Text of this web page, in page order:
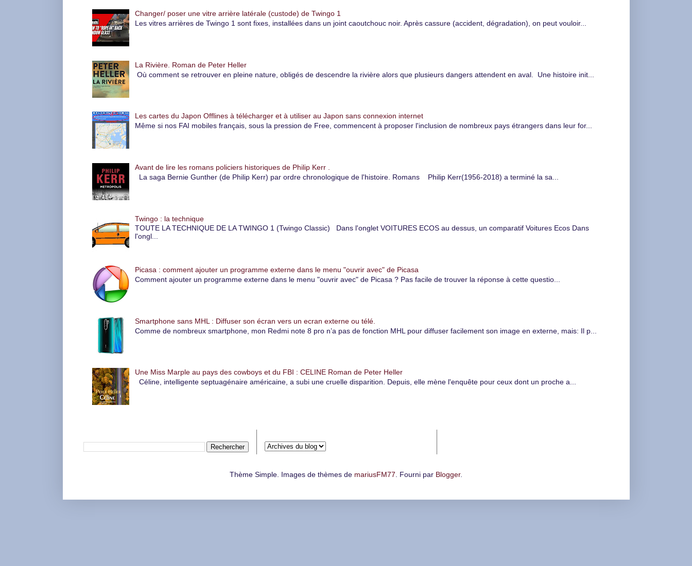
Changer/ poser une vitre arrière latérale (custode) de Twingo 1
Les vitres arrières de Twingo 1 sont fixes, installées dans un joint caoutchouc noir. Après cassure (accident, dégradation), on peut vouloir...
La Rivière. Roman de Peter Heller
Où comment se retrouver en pleine nature, obligés de descendre la rivière alors que plusieurs dangers attendent en aval. Une histoire init...
Les cartes du Japon Offlines à télécharger et à utiliser au Japon sans connexion internet
Même si nos FAI mobiles français, sous la pression de Free, commencent à proposer l'inclusion de nombreux pays étrangers dans leur for...
Avant de lire les romans policiers historiques de Philip Kerr .
La saga Bernie Gunther (de Philip Kerr) par ordre chronologique de l'histoire. Romans Philip Kerr(1956-2018) a terminé la sa...
Twingo : la technique
TOUTE LA TECHNIQUE DE LA TWINGO 1 (Twingo Classic) Dans l'onglet VOITURES ECOS au dessus, un comparatif Voitures Ecos Dans
l'ongl...
Picasa : comment ajouter un programme externe dans le menu "ouvrir avec" de Picasa
Comment ajouter un programme externe dans le menu "ouvrir avec" de Picasa ? Pas facile de trouver la réponse à cette questio...
Smartphone sans MHL : Diffuser son écran vers un ecran externe ou télé.
Comme de nombreux smartphone, mon Redmi note 8 pro n’a pas de fonction MHL pour diffuser facilement son image en externe, mais: Il p...
Une Miss Marple au pays des cowboys et du FBI : CELINE Roman de Peter Heller
Céline, intelligente septuagénaire américaine, a subi une cruelle disparition. Depuis, elle mène l'enquête pour ceux dont un proche a...
Thème Simple. Images de thèmes de mariusFM77 . Fourni par Blogger.